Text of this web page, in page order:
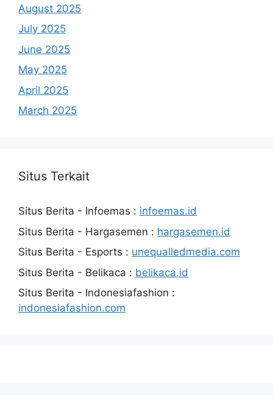
August 2025
July 2025
June 2025
May 2025
April 2025
March 2025
Situs Terkait
Situs Berita - Infoemas : infoemas.id
Situs Berita - Hargasemen : hargasemen.id
Situs Berita - Esports : unequalledmedia.com
Situs Berita - Belikaca : belikaca.id
Situs Berita - Indonesiafashion :
indonesiafashion.com